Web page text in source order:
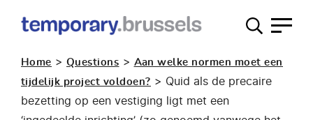
tijdelijk
Home > Questions > Aan welke normen moet een
tijdelijk project voldoen? > Quid als de precaire
bezetting op een vestiging ligt met een